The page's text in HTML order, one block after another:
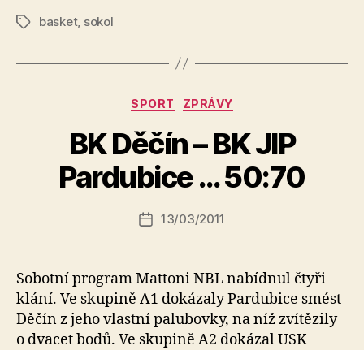
Štítkybasket, sokol
Rubriky
SPORT ZPRÁVY
BK Děčín – BK JIP
Pardubice … 50:70
Autor
příspěvku
A
u
o
k
k
Datum
13/03/2011
Sobotní program Mattoni NBL nabídnul čtyři
klání. Ve skupině A1 dokázaly Pardubice smést
Děčín z jeho vlastní palubovky, na níž zvítězily
o dvacet bodů. Ve skupině A2 dokázal USK